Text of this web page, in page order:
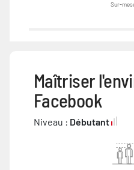
Sur-
Maîtriser
Facebook
Niveau : Débutant